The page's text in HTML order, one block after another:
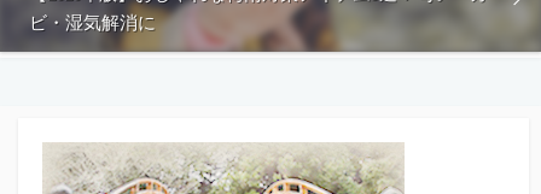
ビ・湿気解消に